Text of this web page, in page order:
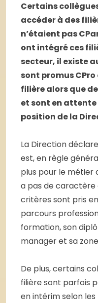
Certains
accéder à des
n’étaient pas
ont intégré ces
secteur, il existe
sont promus
filière alors que
et sont en attente
position de la
La Direction
est, en règle
plus pour le métier
a pas de caractère
critères sont pris
parcours
formation, son
manager et sa
De plus, certains
filière sont parfois
en intérim selon les